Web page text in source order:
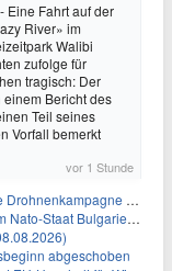
Eine Fahrt auf der
River» im
Walibi
zufolge für
tragisch: Der
Bericht des
Teil seines
Vorfall bemerkt
vor 1 Stunde
unzureichend vorbereitet
Staat Bulgarien ein
abgeschoben